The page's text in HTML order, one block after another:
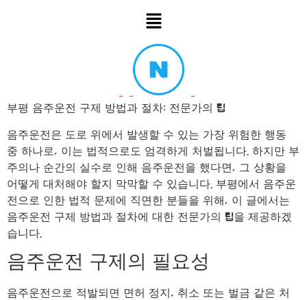
부평 음주운전 구제 방법과 절차: 전문가의 팁
음주운전은 도로 위에서 발생할 수 있는 가장 위험한 행동
중 하나로, 이는 법적으로도 엄격하게 처벌됩니다. 하지만 부
주의나 순간의 실수로 인해 음주운전을 했다면, 그 상황을
어떻게 대처해야 할지 막막할 수 있습니다. 부평에서 음주운
전으로 인한 법적 문제에 직면한 분들을 위해, 이 글에서는
음주운전 구제 방법과 절차에 대한 전문가의 팁을 제공하겠
습니다.
음주운전 구제의 필요성
음주운전으로 적발되면 면허 정지, 취소 또는 벌금 같은 처